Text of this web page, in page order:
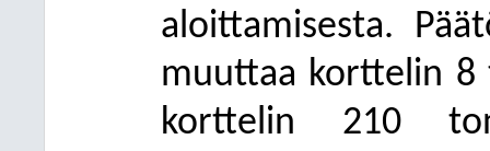
aloittamisesta.
muuttaa korttelin 8
korttelin 210